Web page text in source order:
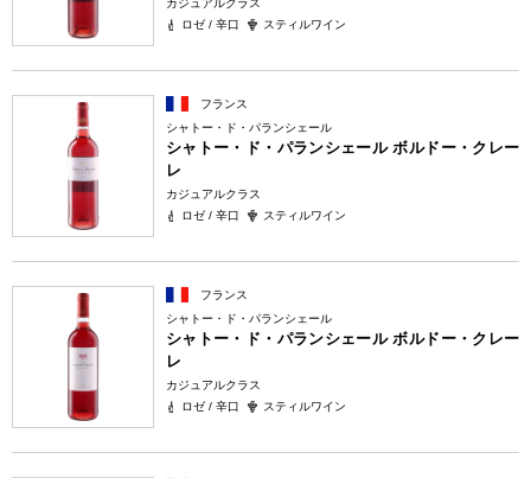
カジュアルクラス
ロゼ / 辛口
スティルワイン
フランス
シャトー・ド・パランシェール
シャトー・ド・パランシェール ボルドー・クレー
レ
カジュアルクラス
ロゼ / 辛口
スティルワイン
フランス
シャトー・ド・パランシェール
シャトー・ド・パランシェール ボルドー・クレー
レ
カジュアルクラス
ロゼ / 辛口
スティルワイン